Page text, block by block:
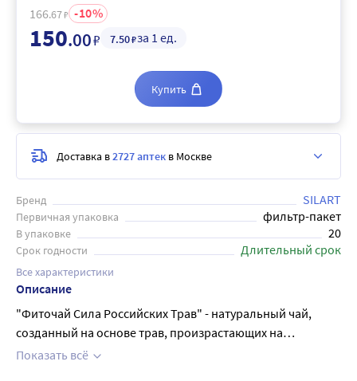
Бренд SILART
Первичная упаковка фильтр-пакет
В упаковке 20
Срок годности Длительный срок
Все характеристики
Описание
"Фиточай Сила Российских Трав" - натуральный чай,
созданный на основе трав, произрастающих на
территории России. Он помогает справиться с
Показать всё
166.67₽ 10
150.00₽ 7.50₽за 1 ед.
Купить
Доставка в2727 аптек в Москве